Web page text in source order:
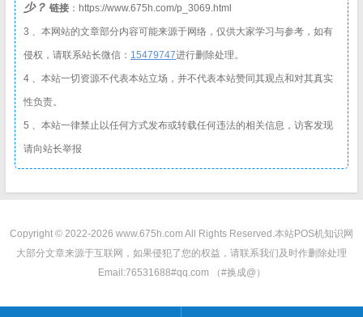
少？ 链接 ：https://www.675h.com/p_3069.html
3 、本网站的文章部分内容可能来源于网络，仅供大家学习与参考，如有
侵权，请联系站长微信： 15479747进行删除处理。
4 、本站一切资源不代表本站立场，并不代表本站赞同其观点和对其真实
性负责。
5 、本站一律禁止以任何方式发布或转载任何违法的相关信息，访客发现
请向站长举报
Copyright © 2022-2026 www.675h.com All Rights Reserved.本站POS机知识网
大部分文章来源于互联网，如果侵犯了您的权益，请联系我们及时作删除处理
Email:76531688#qq.com （#换成@）